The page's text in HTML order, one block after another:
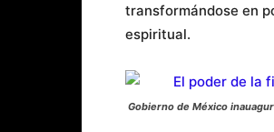
transformándose en
espiritual.
Gobierno de México